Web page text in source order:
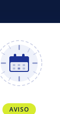
AVISO